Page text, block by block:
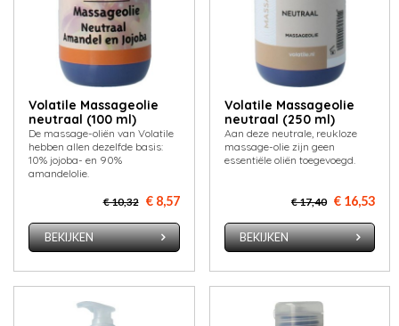
Volatile Massageolie
neutraal (100 ml)
De massage-oliën van Volatile
hebben allen dezelfde basis:
10% jojoba- en 90%
amandelolie.
€ 10,32 € 8,57
BEKIJKEN
Volatile Massageolie
neutraal (250 ml)
Aan deze neutrale, reukloze
massage-olie zijn geen
essentiële oliën toegevoegd.
€ 17,40 € 16,53
BEKIJKEN